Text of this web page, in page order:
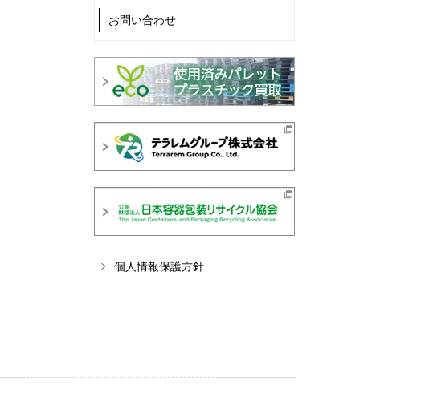
お問い合わせ
個人情報保護方針